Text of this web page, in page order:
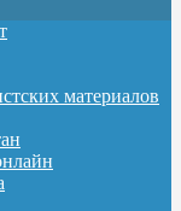
материалов